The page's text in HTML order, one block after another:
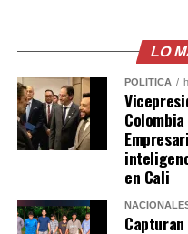
LO
POLÍTICA
en Cali